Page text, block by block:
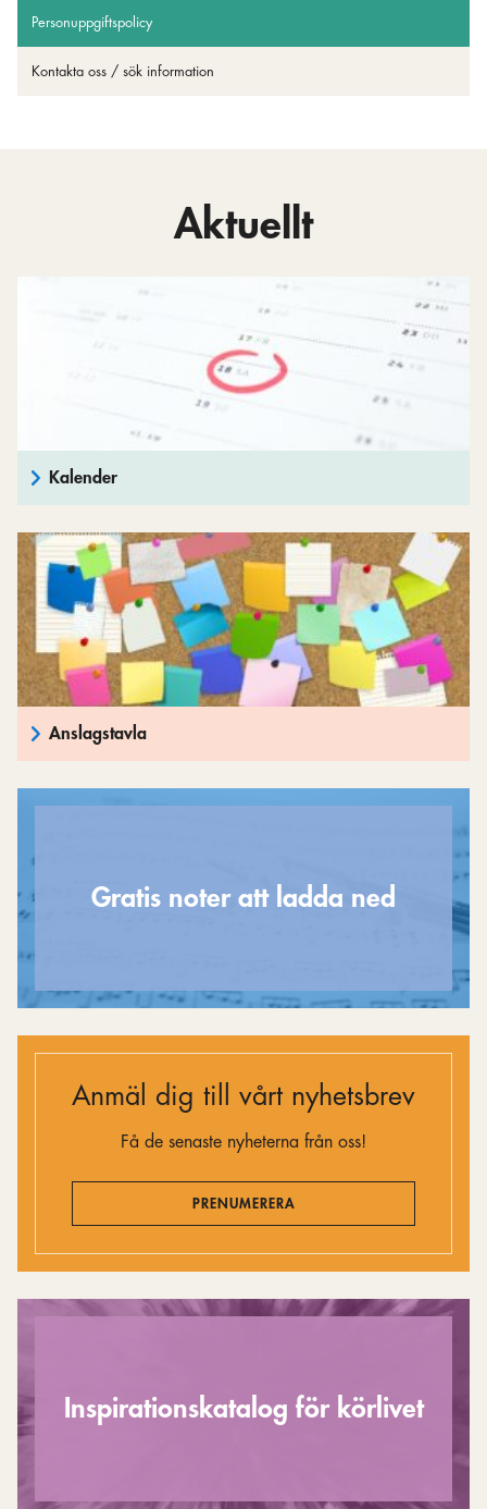
Personuppgiftspolicy
Kontakta oss / sök information
Aktuellt
Kalender
Anslagstavla
Gratis noter att ladda ned
Anmäl dig till vårt nyhetsbrev
Få de senaste nyheterna från oss!
PRENUMERERA
Inspirationskatalog för körlivet